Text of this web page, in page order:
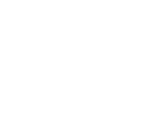
Un reconocimiento
Durante el acto se dio
audiovisual que rinde
especialmente a
vivir su identidad